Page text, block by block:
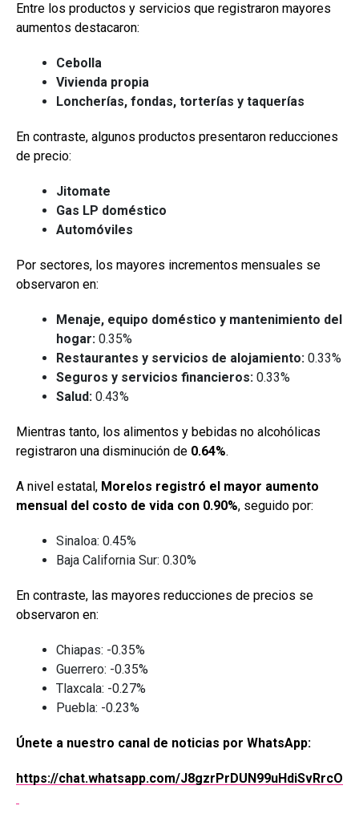
Entre los productos y servicios que registraron mayores
aumentos destacaron:
Cebolla
Vivienda propia
Loncherías, fondas, torterías y taquerías
En contraste, algunos productos presentaron reducciones
de precio:
Jitomate
Gas LP doméstico
Automóviles
Por sectores, los mayores incrementos mensuales se
observaron en:
Menaje, equipo doméstico y mantenimiento del
hogar: 0.35%
Restaurantes y servicios de alojamiento: 0.33%
Seguros y servicios financieros: 0.33%
Salud: 0.43%
Mientras tanto, los alimentos y bebidas no alcohólicas
registraron una disminución de 0.64%.
A nivel estatal, Morelos registró el mayor aumento
mensual del costo de vida con 0.90%, seguido por:
Sinaloa: 0.45%
Baja California Sur: 0.30%
En contraste, las mayores reducciones de precios se
observaron en:
Chiapas: -0.35%
Guerrero: -0.35%
Tlaxcala: -0.27%
Puebla: -0.23%
Únete a nuestro canal de noticias por WhatsApp:
https://chat.whatsapp.com/J8gzrPrDUN99uHdiSvRrcO